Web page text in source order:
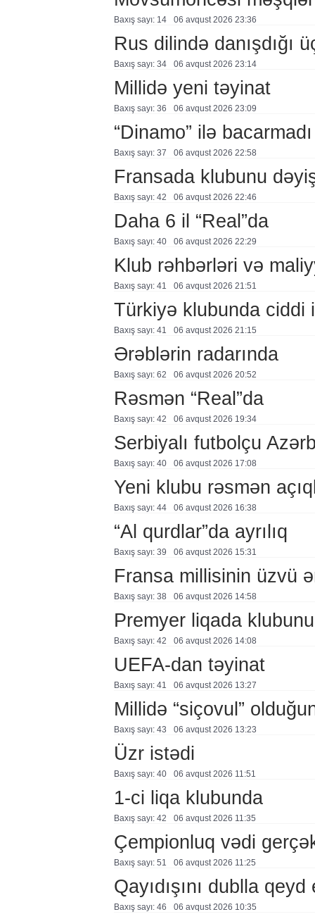
Baxış sayı: 14 06 avqust 2026 23:36
Rus dilində danışdığı
Baxış sayı: 34 06 avqust 2026 23:14
Millidə yeni təyinat
Baxış sayı: 36 06 avqust 2026 23:09
“Dinamo” ilə bacarmadı
Baxış sayı: 37 06 avqust 2026 22:58
Fransada klubunu
Baxış sayı: 42 06 avqust 2026 22:46
Daha 6 il “Real”da
Baxış sayı: 40 06 avqust 2026 22:29
Klub rəhbərləri və
Baxış sayı: 41 06 avqust 2026 21:51
Türkiyə klubunda ciddi
Baxış sayı: 41 06 avqust 2026 21:15
Ərəblərin radarında
Baxış sayı: 62 06 avqust 2026 20:52
Rəsmən “Real”da
Baxış sayı: 42 06 avqust 2026 19:34
Serbiyalı futbolçu
Baxış sayı: 40 06 avqust 2026 17:08
Yeni klubu rəsmən
Baxış sayı: 44 06 avqust 2026 16:38
“Al qurdlar”da ayrılıq
Baxış sayı: 39 06 avqust 2026 15:31
Fransa millisinin üzvü
Baxış sayı: 38 06 avqust 2026 14:58
Premyer liqada
Baxış sayı: 42 06 avqust 2026 14:08
UEFA-dan təyinat
Baxış sayı: 41 06 avqust 2026 13:27
Millidə “siçovul”
Baxış sayı: 43 06 avqust 2026 13:23
Üzr istədi
Baxış sayı: 40 06 avqust 2026 11:51
1-ci liqa klubunda
Baxış sayı: 42 06 avqust 2026 11:35
Çempionluq vədi
Baxış sayı: 51 06 avqust 2026 11:25
Qayıdışını dublla qeyd
Baxış sayı: 46 06 avqust 2026 10:35